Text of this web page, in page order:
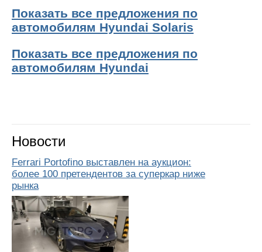
Показать все предложения по
автомобилям Hyundai Solaris
Показать все предложения по
автомобилям Hyundai
Новости
Ferrari Portofino выставлен на аукцион:
более 100 претендентов за суперкар ниже
рынка